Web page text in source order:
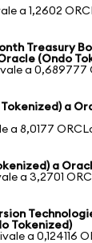
a 1,2602
Treasury
(Ondo
a 0,689777
Tokenized) a
a 8,0177
a
a 3,2701
Tokenized)
a 0,124116